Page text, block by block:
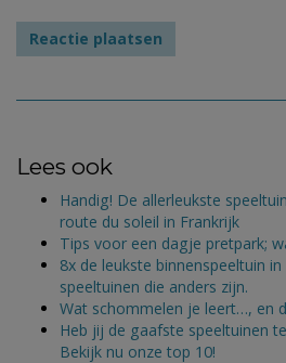
Lees ook
Handig! De allerleukste
route du soleil in Frankrijk
Tips voor een dagje pretpark;
8x de leukste binnenspeeltuin
speeltuinen die anders zijn.
Wat schommelen je leert…, en
Heb jij de gaafste speeltuinen
Bekijk nu onze top 10!